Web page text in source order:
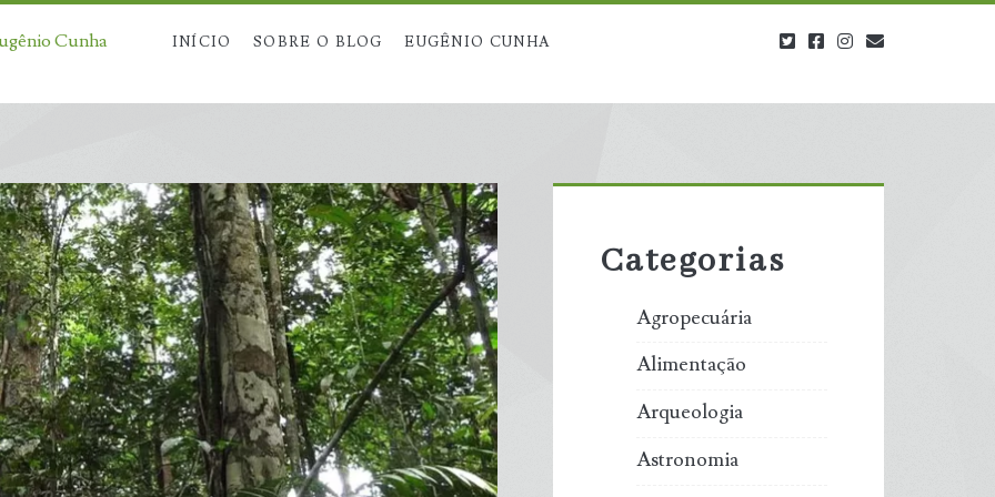
Cunha INÍCIO SOBRE O BLOG EUGÊNIO CUNHA twitterfacebookinstagram
Sidebar
Categorias
Agropecuária
Alimentação
Arqueologia
Astronomia